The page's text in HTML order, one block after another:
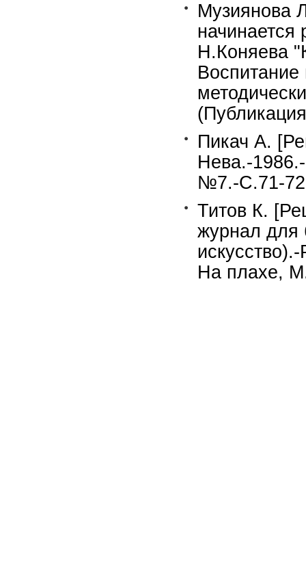
Музиянова
начинается
Н.Коняева
Воспитание
Пикач А.
Нева.-
№7.-С.71-
Титов К.
журнал для
На плахе,